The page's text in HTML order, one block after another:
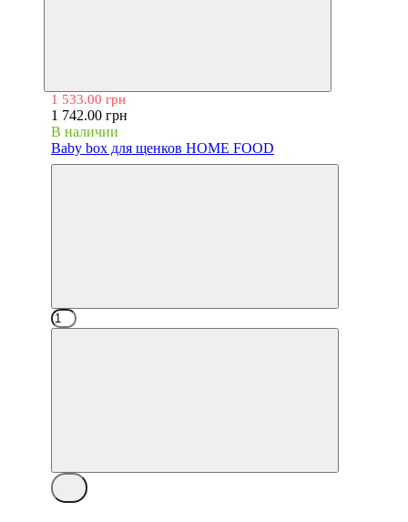
Baby box для щенков HOME FOOD
1 533.00 грн
1 742.00 грн
В наличии